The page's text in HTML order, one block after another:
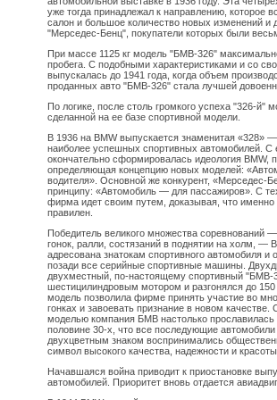
уже тогда принадлежал к направлению, которое
салон и большое количество новых изменений
"Мерседес-Бенц", покупатели которых были
При массе 1125 кг модель "БМВ-326"
пробега. С подобными характеристиками и со
выпускалась до 1941 года, когда объем
проданных авто "БМВ-326" стала лучшей
По логике, после столь громкого успеха "326-
сделанной на ее базе спортивной модели.
В 1936 на BMW выпускается знаменитая «328»
наиболее успешных спортивных автомобилей. С
окончательно сформировалась идеология BMW,
определяющая концепцию новых моделей:
водителя». Основной же конкурент, «Мерседес-
принципу: «Автомобиль — для пассажиров». С
фирма идет своим путем, доказывая, что
правилен.
Победитель великого множества соревнований
гонок, ралли, состязаний в поднятии на холм, —
адресована знатокам спортивного автомобиля и
позади все серийные спортивные машины.
двухместный, по-настоящему спортивный "БМВ-
шестицилиндровым мотором и разгонялся до
модель позволила фирме принять участие во
гонках и завоевать признание в новом качестве.
моделью компания БМВ настолько прославилась
половине 30-х, что все последующие
двухцветным знаком воспринимались
символ высокого качества, надежности и
Начавшаяся война приводит к приостановке
автомобилей. Приоритет вновь отдается